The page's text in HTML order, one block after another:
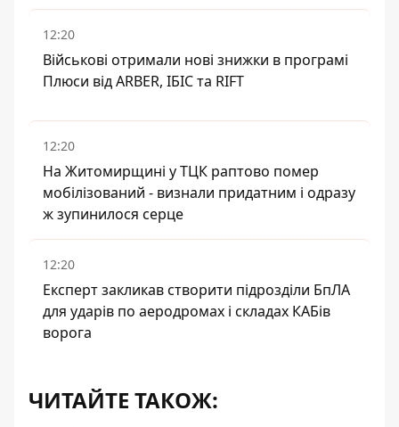
12:20
Військові отримали нові знижки в програмі
Плюси від ARBER, ІБІС та RIFT
12:20
На Житомирщині у ТЦК раптово помер
мобілізований - визнали придатним і одразу
ж зупинилося серце
12:20
Експерт закликав створити підрозділи БпЛА
для ударів по аеродромах і складах КАБів
ворога
ЧИТАЙТЕ ТАКОЖ: